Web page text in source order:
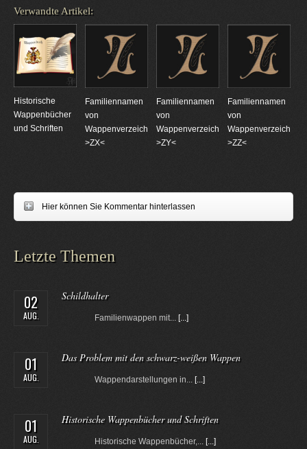
Verwandte Artikel:
Historische
Wappenbücher
und Schriften
Familiennamen
von
Wappenverzeichnungen
>ZX<
Familiennamen
von
Wappenverzeichnungen
>ZY<
Familiennamen
von
>ZZ<
Hier können Sie Kommentar hinterlassen
Letzte Themen
02
AUG.
Schildhalter
Familienwappen mit... [...]
01
AUG.
Das Problem mit den schwarz-weißen Wappen
Wappendarstellungen in... [...]
01
AUG.
Historische Wappenbücher und Schriften
Historische Wappenbücher,... [...]